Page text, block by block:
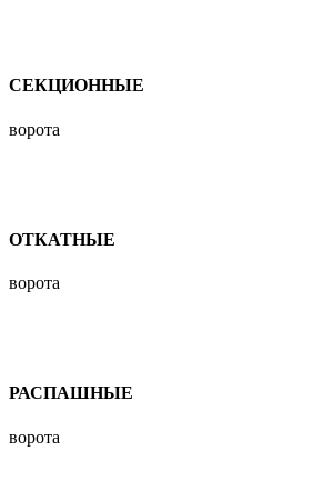
СЕКЦИОННЫЕ
ворота
ОТКАТНЫЕ
ворота
РАСПАШНЫЕ
ворота